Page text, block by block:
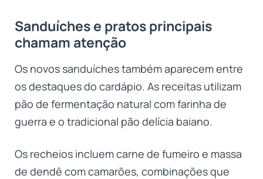
Sanduíches e pratos principais
chamam atenção
Os novos sanduíches também aparecem entre
os destaques do cardápio. As receitas utilizam
pão de fermentação natural com farinha de
guerra e o tradicional pão delícia baiano.
Os recheios incluem carne de fumeiro e massa
de dendê com camarões, combinações que